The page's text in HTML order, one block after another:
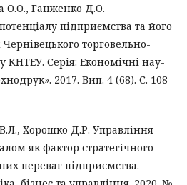
О.О., Ганженко Д.О.
підприємства та його
Чернівецького торговельно-
КНТЕУ. Серія: Економічні нау-
2017. Вип. 4 (68). С. 108-
Хорошко Д.Р. Управління
як фактор стратегічного
переваг підприємства.